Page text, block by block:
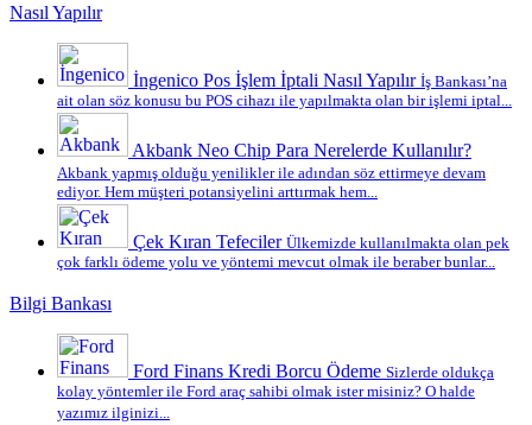
Nasıl Yapılır
İngenico Pos İşlem İptali Nasıl Yapılır İş Bankası’na
ait olan söz konusu bu POS cihazı ile yapılmakta olan bir işlemi iptal...
Akbank Neo Chip Para Nerelerde Kullanılır?
Akbank yapmış olduğu yenilikler ile adından söz ettirmeye devam
ediyor. Hem müşteri potansiyelini arttırmak hem...
Çek Kıran Tefeciler Ülkemizde kullanılmakta olan pek
çok farklı ödeme yolu ve yöntemi mevcut olmak ile beraber bunlar...
Bilgi Bankası
Ford Finans Kredi Borcu Ödeme Sizlerde oldukça
kolay yöntemler ile Ford araç sahibi olmak ister misiniz? O halde
yazımız ilginizi...